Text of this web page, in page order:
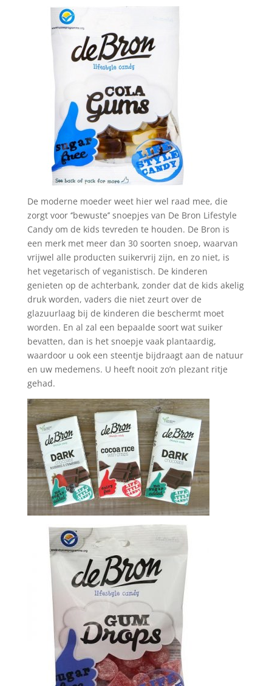
De moderne moeder weet hier wel raad mee, die
zorgt voor ‘’bewuste’’ snoepjes van De Bron Lifestyle
Candy om de kids tevreden te houden. De Bron is
een merk met meer dan 30 soorten snoep, waarvan
vrijwel alle producten suikervrij zijn, en zo niet, is
het vegetarisch of veganistisch. De kinderen
genieten op de achterbank, zonder dat de kids akelig
druk worden, vaders die niet zeurt over de
glazuurlaag bij de kinderen die beschermt moet
worden. En al zal een bepaalde soort wat suiker
bevatten, dan is het snoepje vaak plantaardig,
waardoor u ook een steentje bijdraagt aan de natuur
en uw medemens. U heeft nooit zo’n plezant ritje
gehad.